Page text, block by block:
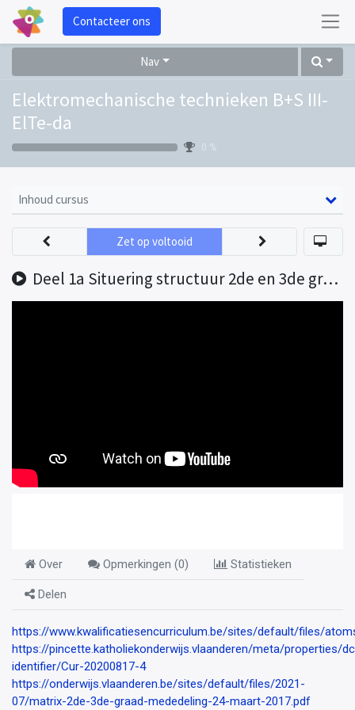
Contacteer ons
Nav
Elektromechanische technieken B+S III-
ElTe-da
0 %
Inhoud cursus
Deel 1a Situering structuur 2de en 3de graad
Zet op voltooid
Over Opmerkingen (0) Statistieken
Delen
https://www.kwalificatiesencurriculum.be/sites/default/files/
https://pincette.katholiekonderwijs.vlaanderen/meta/properties/
identifier/Cur-20200817-4
https://onderwijs.vlaanderen.be/sites/default/files/2021-
07/matrix-2de-3de-graad-mededeling-24-maart-2017.pdf